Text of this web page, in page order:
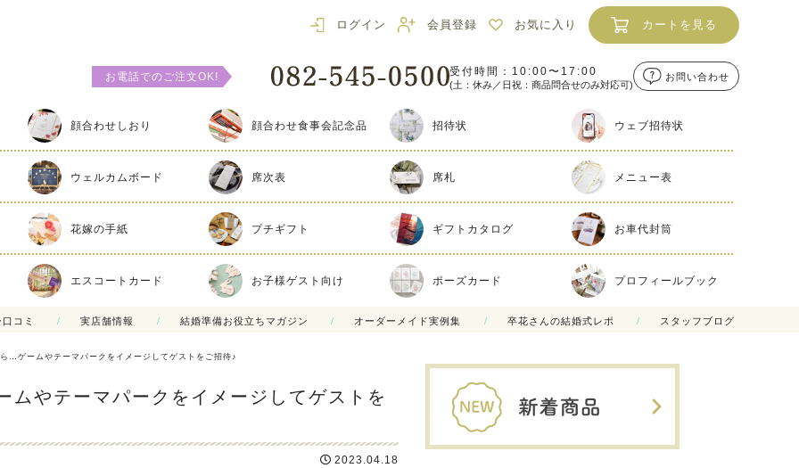
ログイン 会員登録 お気に入り カートを見る
お電話でのご注文OK! 受付時間：10:00〜17:00
(土：休み／日祝：商品問合せのみ対応可)
お問い合わせ
顔合わせしおり 顔合わせ食事会記念品 招待状 ウェブ招待状
ウェルカムボード 席次表 席札 メニュー表
花嫁の手紙 プチギフト ギフトカタログ お車代封筒
エスコートカード お子様ゲスト向け ポーズカード プロフィールブック
コミ 実店舗情報 結婚準備お役立ちマガジン オーダーメイド実例集 卒花さんの結婚式レポ スタッフブログ
…ゲームやテーマパークをイメージしてゲストをご招待♪
やテーマパークをイメージしてゲストを
2023.04.18